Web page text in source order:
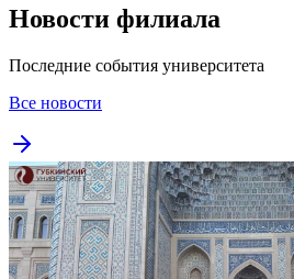
Новости филиала
Последние события университета
Все новости